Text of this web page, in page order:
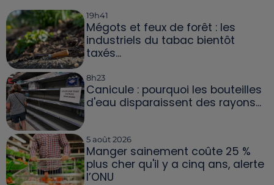
19h41
Mégots et feux de forêt : les
industriels du tabac bientôt
taxés...
8h23
Canicule : pourquoi les bouteilles
d'eau disparaissent des rayons...
5 août 2026
Manger sainement coûte 25 %
plus cher qu'il y a cinq ans, alerte
l’ONU